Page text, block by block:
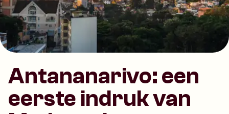
Antananarivo: een
eerste indruk van